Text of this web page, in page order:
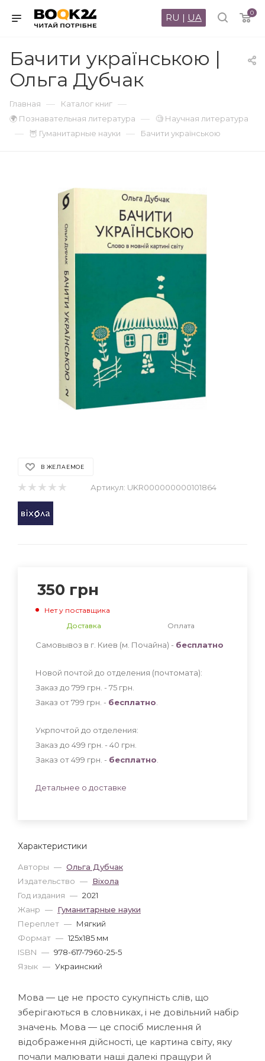
0
RU | UA
Бачити українською |
Ольга Дубчак
Главная — Каталог книг —
🌍 Познавательная литература — 🧐 Научная литература
— 🦉 Гуманитарные науки — Бачити українською
В ЖЕЛАЕМОЕ
Артикул: UKR000000000101864
Характеристики
Авторы — Ольга Дубчак
Издательство — Віхола
Год издания — 2021
Жанр — Гуманитарные науки
Переплет — Мягкий
Формат — 125x185 мм
ISBN — 978-617-7960-25-5
Язык — Украинский
350 грн
Нет у поставщика
Доставка
Оплата
Самовывоз в г. Киев (м. Почайна) - бесплатно
Новой почтой до отделения (почтомата):
Заказ до 799 грн. - 75 грн
Заказ от 799 грн. - бесплатно
Укрпочтой до отделения:
Заказ до 499 грн. - 40 грн
Заказ от 499 грн. - бесплатно
Детальнее о доставке
Мова — це не просто сукупність слів, що
зберігаються в словниках, і не довільний набір
значень. Мова — це спосіб мислення й
відображення дійсності, це картина світу, яку
почали малювати наші далекі пращури й